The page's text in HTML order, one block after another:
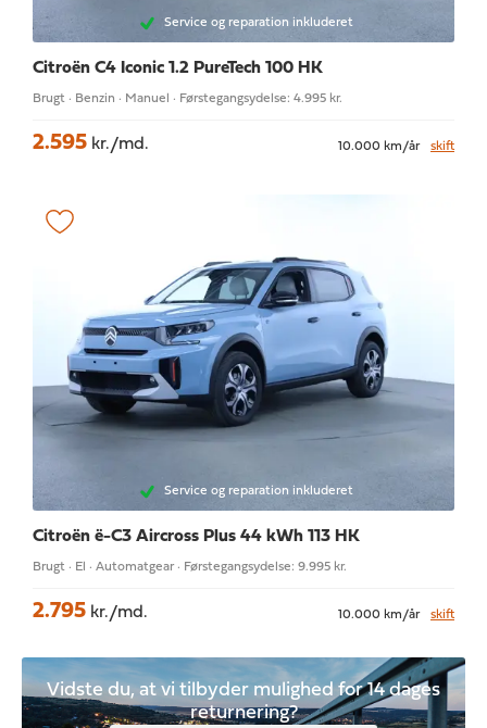
Service og reparation inkluderet
Citroën C4 Iconic 1.2 PureTech 100 HK
Brugt · Benzin · Manuel · Førstegangsydelse: 4.995 kr.
2.595 kr./md. 10.000 km/år skift
Service og reparation inkluderet
Citroën ë-C3 Aircross Plus 44 kWh 113 HK
Brugt · El · Automatgear · Førstegangsydelse: 9.995 kr.
2.795 kr./md. 10.000 km/år skift
Vidste du, at vi tilbyder mulighed for 14 dages
returnering?